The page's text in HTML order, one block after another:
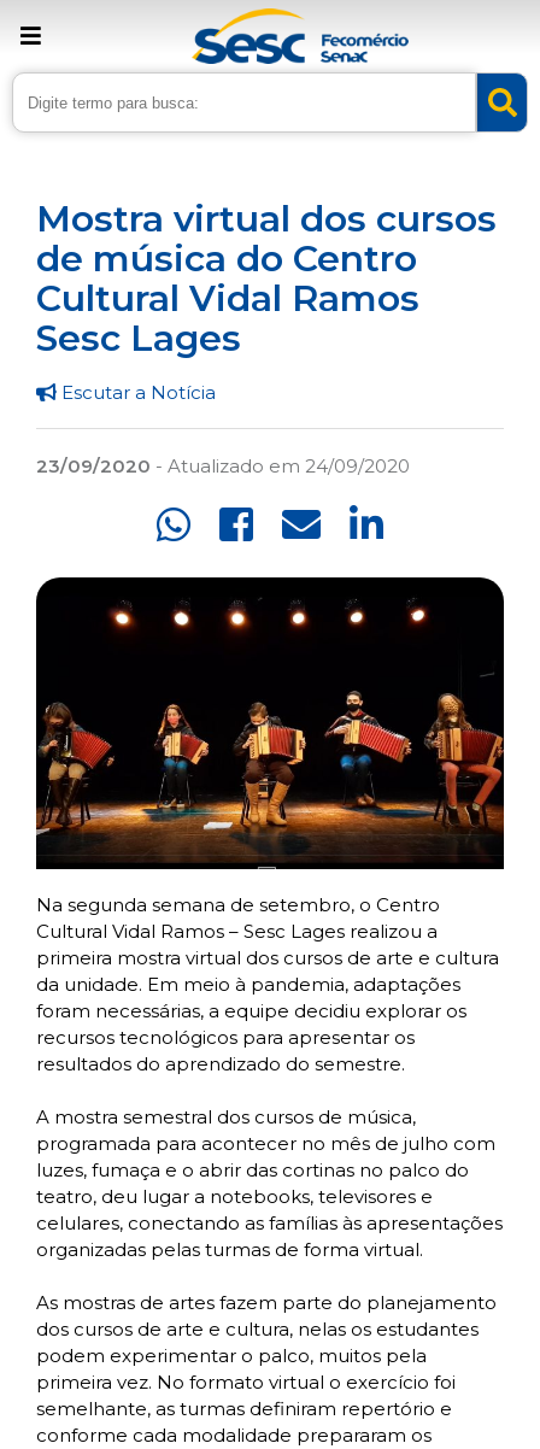
› Home › Noticias
Mostra virtual dos cursos
de música do Centro
Cultural Vidal Ramos
Sesc Lages
Escutar a Notícia
23/09/2020 - Atualizado em 24/09/2020
Na segunda semana de setembro, o Centro
Cultural Vidal Ramos – Sesc Lages realizou a
primeira mostra virtual dos cursos de arte e cultura
da unidade. Em meio à pandemia, adaptações
foram necessárias, a equipe decidiu explorar os
recursos tecnológicos para apresentar os
resultados do aprendizado do semestre.
A mostra semestral dos cursos de música,
programada para acontecer no mês de julho com
luzes, fumaça e o abrir das cortinas no palco do
teatro, deu lugar a notebooks, televisores e
celulares, conectando as famílias às apresentações
organizadas pelas turmas de forma virtual.
As mostras de artes fazem parte do planejamento
dos cursos de arte e cultura, nelas os estudantes
podem experimentar o palco, muitos pela
primeira vez. No formato virtual o exercício foi
semelhante, as turmas definiram repertório e
conforme cada modalidade prepararam os